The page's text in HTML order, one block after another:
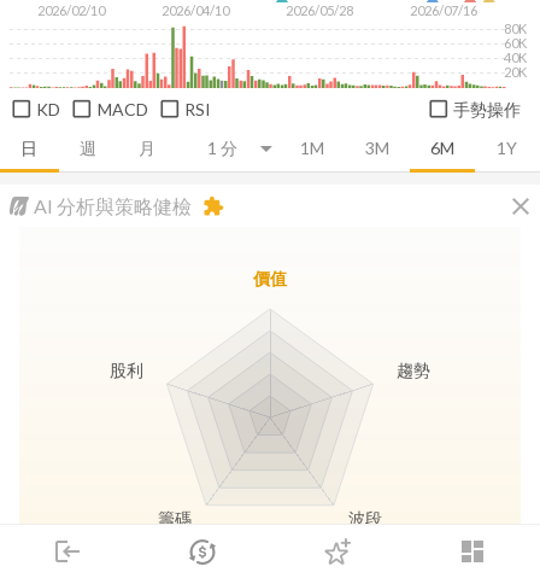
login dashboard
市場 登入
日 週 月 1M 3M 6M 1Y
2026/02/10 2026/04/10 2026/05/28 2026/07/16
20K
40K
60K
80K
KD MACD RSI 手勢操作
AI 分析與策略健檢 close
extension
價值
趨勢
波段
籌碼
股利